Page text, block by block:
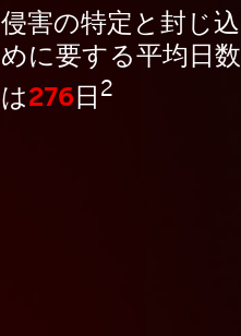
侵害の特定と封じ込
めに要する平均日数
は276日2